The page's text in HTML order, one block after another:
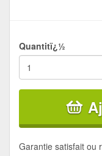
Quantitï¿½
Garantie satisfait ou